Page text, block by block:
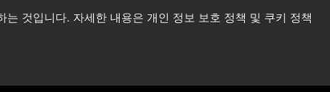
것입니다. 자세한 내용은 개인 정보 보호 정책 및 쿠키 정책
더 읽어보기 →